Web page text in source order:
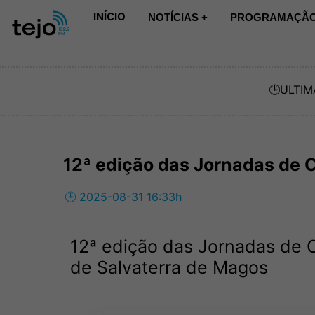
INÍCIO NOTÍCIAS +
🕒
12ª edição das Jornadas de
🕒 2025-08-31 16:33h
12ª edição das Jornadas de
de Salvaterra de Magos